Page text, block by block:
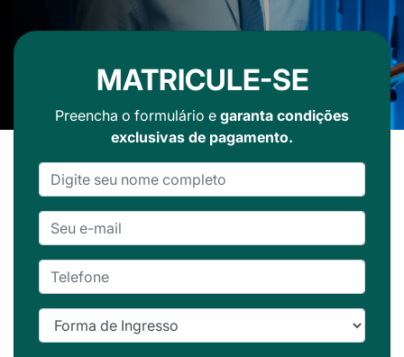
MATRICULE-SE
Preencha o formulário e garanta condições
exclusivas de pagamento.